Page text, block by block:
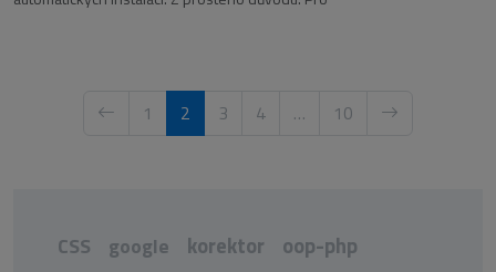
1 2 3 4 … 10
CSS google korektor oop-php